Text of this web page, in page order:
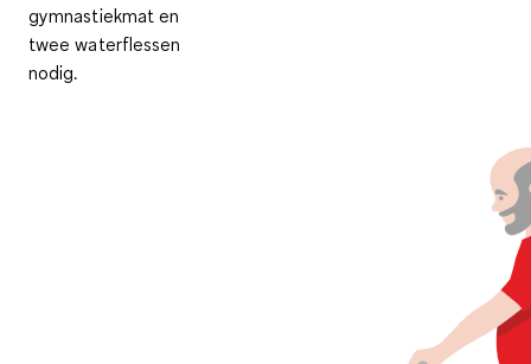
gymnastiekmat en
twee waterflessen
nodig.